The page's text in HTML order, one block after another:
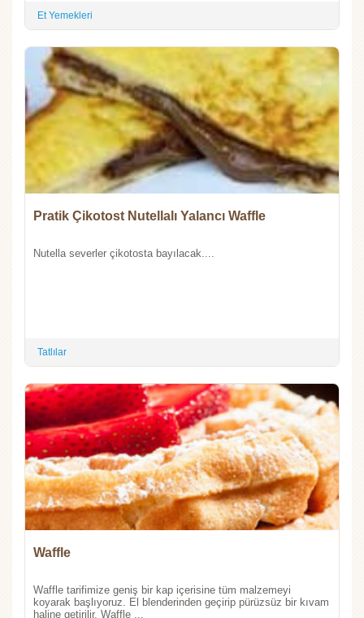
Et Yemekleri
Pratik Çikotost Nutellalı Yalancı Waffle
Nutella severler çikotosta bayılacak....
Tatlılar
Waffle
Waffle tarifimize geniş bir kap içerisine tüm malzemeyi
koyarak başlıyoruz. El blenderinden geçirip pürüzsüz bir kıvam
haline getirilir. Waffle ...